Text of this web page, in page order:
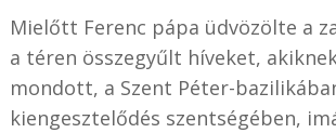
Mielőtt Ferenc pápa üdvözölte a
a téren összegyűlt híveket,
mondott, a Szent Péter-
kiengesztelődés szentségében,